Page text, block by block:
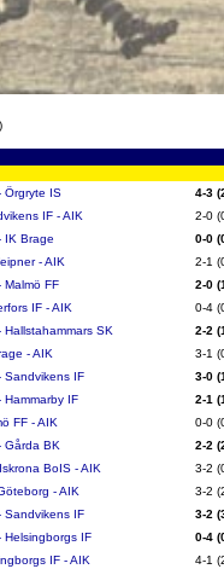
Örgryte IS 4-3
IF - AIK 2-0
IK Brage 0-0
- AIK 2-1
Malmö FF 2-0
IF - AIK 0-4
Hallstahammars SK 2-2
- AIK 3-1
Sandvikens IF 3-0
Hammarby IF 2-1
FF - AIK 0-0
Gårda BK 2-2
BoIS - AIK 3-2
- AIK 3-2
Sandvikens IF 3-2
Helsingborgs IF 0-4
IF - AIK 4-1